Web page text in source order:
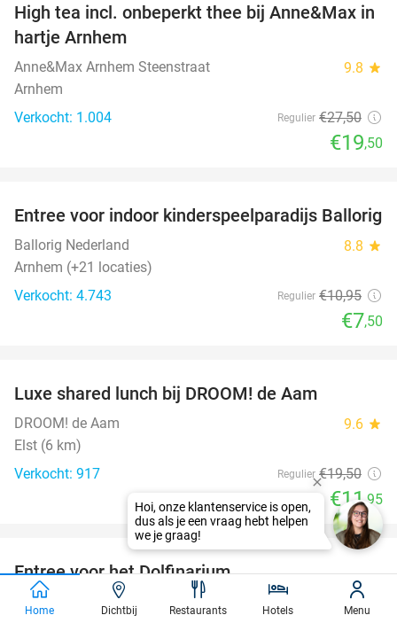
29%
High tea incl. onbeperkt thee bij Anne&Max in
hartje Arnhem
Anne&Max Arnhem Steenstraat 9.8 star
Arnhem
Verkocht: 1.004
Regulier €27,50
€19,50
32%
Entree voor indoor kinderspeelparadijs Ballorig
Ballorig Nederland 8.8 star
Arnhem (+21 locaties)
Verkocht: 4.743
Regulier €10,95
€7,50
Luxe shared lunch bij DROOM! de Aam
DROOM! de Aam 9.6 star
Elst (6 km)
Verkocht: 917
Regulier €19,50
€11,95
36%
favorite_border
Entree voor het Dolfinarium
Dolfinarium 8.5
Home Dichtbij Restaurants Hotels Menu